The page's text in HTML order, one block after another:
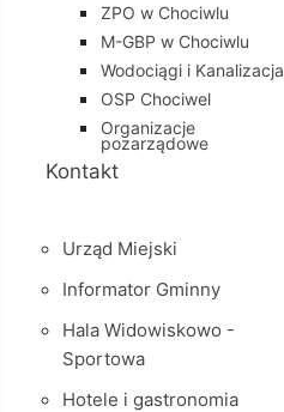
ZPO w Chociwlu
M-GBP w Chociwlu
Wodociągi i Kanalizacja
OSP Chociwel
Organizacje
pozarządowe
Kontakt
Urząd Miejski
Informator Gminny
Hala Widowiskowo -
Sportowa
Hotele i gastronomia